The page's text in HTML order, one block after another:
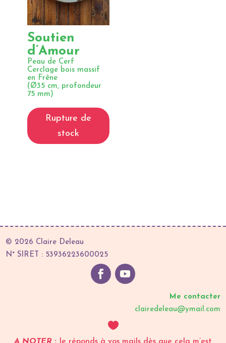
Soutien
d’Amour
Peau de Cerf
Cerclage bois massif
en Frêne
(Ø35 cm, profondeur
75 mm)
Rupture de
stock
© 2026 Claire Deleau
N° SIRET : 53936223600025
Me contacter
clairedeleau@ymail.com
